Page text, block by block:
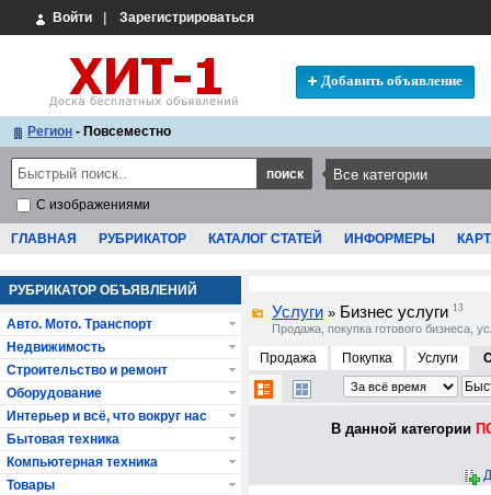
Войти Зарегистрироваться
Добавить объявление
Регион - Повсеместно
С изображениями
ГЛАВНАЯ РУБРИКАТОР КАТАЛОГ СТАТЕЙ ИНФОРМЕРЫ
Услуги » Бизнес услуги 13
Продажа, покупка готового бизнеса,
Продажа Покупка Услуги
В данной категории
РУБРИКАТОР ОБЪЯВЛЕНИЙ
Авто. Мото. Транспорт
Недвижимость
Строительство и ремонт
Оборудование
Интерьер и всё, что вокруг нас
Бытовая техника
Компьютерная техника
Товары